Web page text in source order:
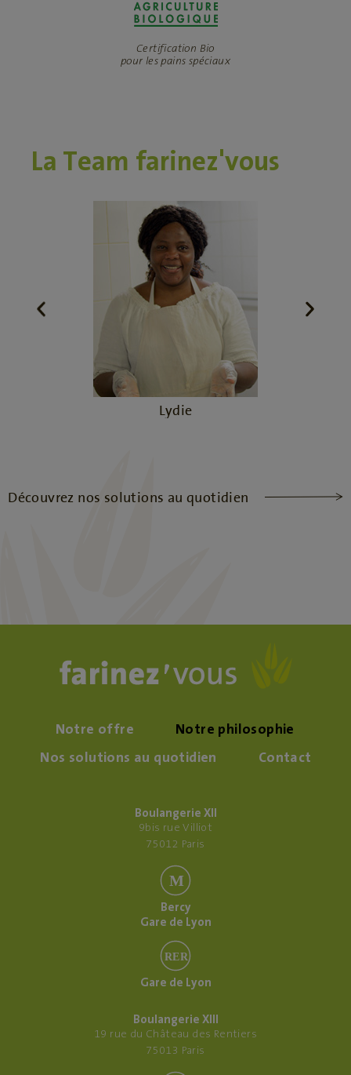
Certification Bio
pour les pains spéciaux
La Team farinez'vous
Lydie
Découvrez nos solutions au quotidien
Notre offre
Notre philosophie
Nos solutions au quotidien
Contact
Boulangerie XII
9bis rue Villiot
75012 Paris
M
Bercy
Gare de Lyon
RER
Gare de Lyon
Boulangerie XIII
19 rue du Château des Rentiers
75013 Paris